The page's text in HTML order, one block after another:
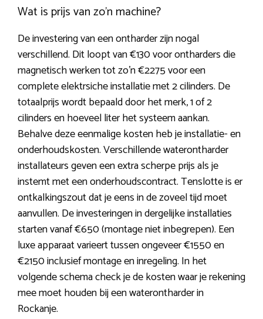
Wat is prijs van zo’n machine?
De investering van een ontharder zijn nogal
verschillend. Dit loopt van €130 voor ontharders die
magnetisch werken tot zo’n €2275 voor een
complete elektrsiche installatie met 2 cilinders. De
totaalprijs wordt bepaald door het merk, 1 of 2
cilinders en hoeveel liter het systeem aankan.
Behalve deze eenmalige kosten heb je installatie- en
onderhoudskosten. Verschillende waterontharder
installateurs geven een extra scherpe prijs als je
instemt met een onderhoudscontract. Tenslotte is er
ontkalkingszout dat je eens in de zoveel tijd moet
aanvullen. De investeringen in dergelijke installaties
starten vanaf €650 (montage niet inbegrepen). Een
luxe apparaat varieert tussen ongeveer €1550 en
€2150 inclusief montage en inregeling. In het
volgende schema check je de kosten waar je rekening
mee moet houden bij een waterontharder in
Rockanje.